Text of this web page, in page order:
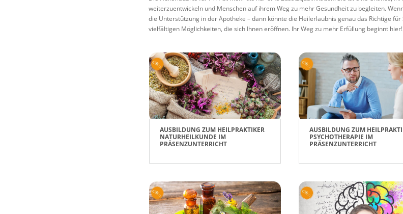
weiterzuentwickeln und Menschen auf ihrem Weg zu mehr Gesundheit zu begleiten.
die Unterstützung in der Apotheke – dann könnte die Heilerlaubnis genau das Richtige
vielfältigen Möglichkeiten, die sich Ihnen eröffnen. Ihr Weg zu mehr Erfüllung beginnt hier!
AUSBILDUNG ZUM HEILPRAKTIKER
NATURHEILKUNDE IM
PRÄSENZUNTERRICHT
AUSBILDUNG ZUM
PSYCHOTHERAPIE IM
PRÄSENZUNTERRICHT